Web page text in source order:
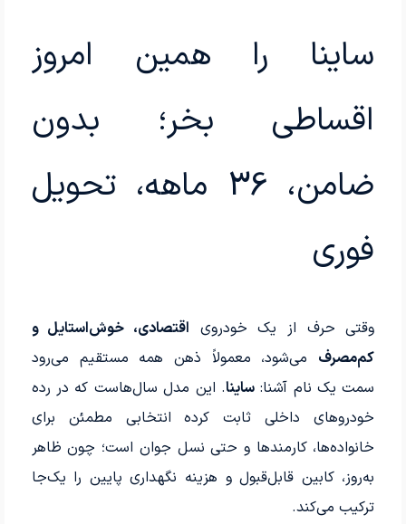
ساینا را همین امروز
اقساطی بخر؛ بدون
ضامن، 36 ماهه، تحویل
فوری
وقتی حرف از یک خودروی اقتصادی، خوش‌استایل و
کم‌مصرف می‌شود، معمولاً ذهن همه مستقیم می‌رود
سمت یک نام آشنا:ساینا. این مدل سال‌هاست که در رده
خودروهای داخلی ثابت کرده انتخابی مطمئن برای
خانواده‌ها، کارمندها و حتی نسل جوان است؛ چون ظاهر
به‌روز، کابین قابل‌قبول و هزینه نگهداری پایین را یک‌جا
ترکیب می‌کند.